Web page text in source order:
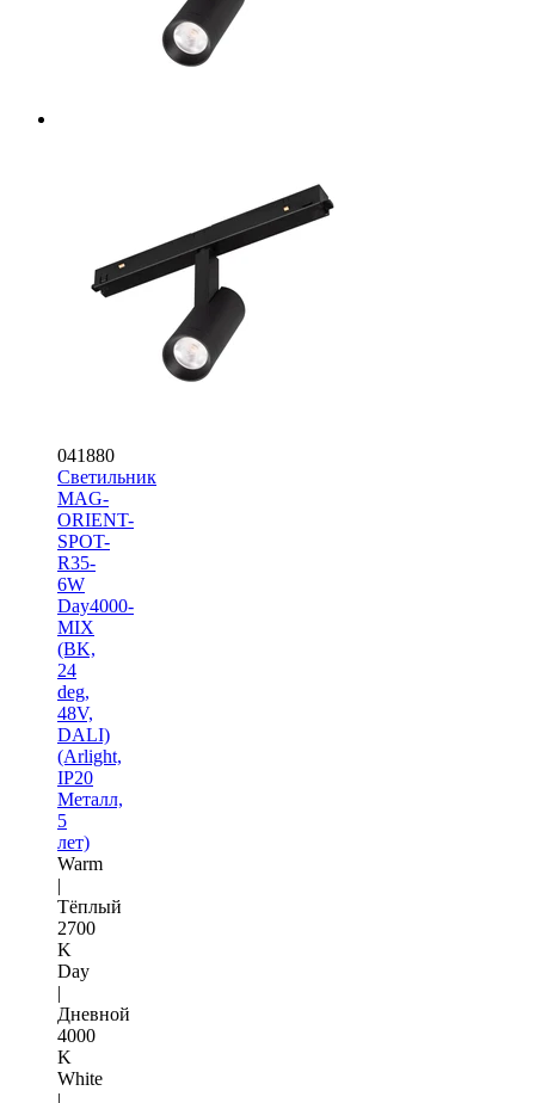
041880
Светильник
MAG-
ORIENT-
SPOT-
R35-
6W
Day4000-
MIX
(BK,
24
deg,
48V,
DALI)
(Arlight,
IP20
Металл,
5
лет)
Warm
|
Тёплый
2700
K
Day
|
Дневной
4000
K
White